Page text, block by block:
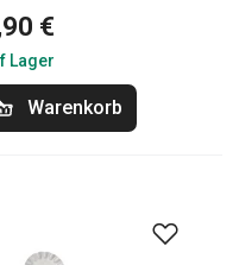
€
Lager
Warenkorb